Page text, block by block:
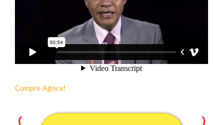
Compre Agora!